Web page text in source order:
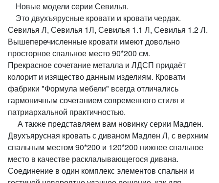
Новые модели серии Севилья.
Это двухъярусные кровати и кровати чердак.
Севилья Л, Севилья 1Л, Севилья 1.1 Л, Севилья 1.2 Л.
Вышеперечисленные кровати имеют довольно
просторное спальное место 90*200 см.
Прекрасное сочетание металла и ЛДСП придаёт
колорит и изящество данным изделиям. Кровати
фабрики "Формула мебели" всегда отличались
гармоничным сочетанием современного стиля и
патриархальной практичностью.
А также представляем вам новинку серии Мадлен.
Двухъярусная кровать с диваном Мадлен Л, с верхним
спальным местом 90*200 и 120*200 нижнее спальное
место в качестве расклалывающегося дивана.
Соединение в один комплекс элементов спальни и